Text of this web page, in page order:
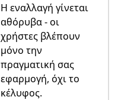
Η εναλλαγή γίνεται
αθόρυβα - οι
χρήστες βλέπουν
μόνο την
πραγματική σας
εφαρμογή, όχι το
κέλυφος.